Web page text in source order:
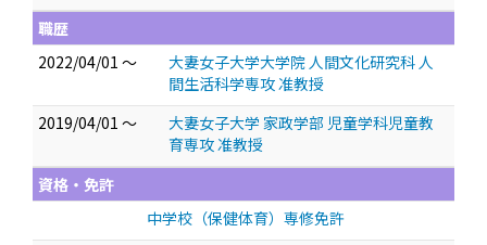
職歴
2022/04/01 ～
大妻女子大学大学院 人間文化研究科 人
間生活科学専攻 准教授
2019/04/01 ～
大妻女子大学 家政学部 児童学科児童教
育専攻 准教授
資格・免許
中学校（保健体育）専修免許